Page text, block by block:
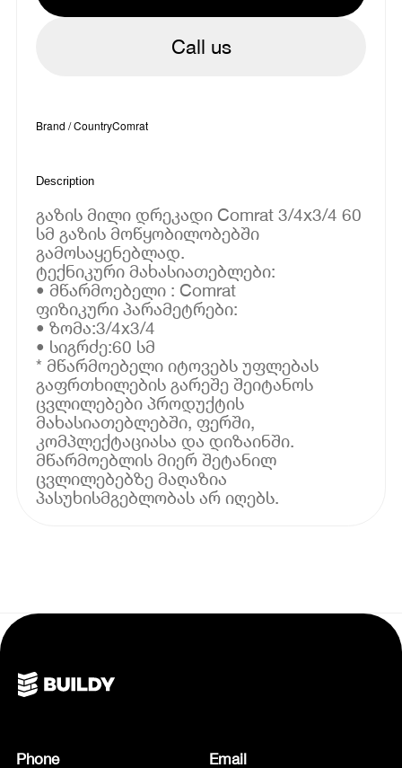
Call us
Brand / CountryComrat
Description
გაზის მილი დრეკადი Comrat 3/4x3/4 60
სმ გაზის მოწყობილობებში
გამოსაყენებლად.
ტექნიკური მახასიათებლები:
• მწარმოებელი : Comrat
ფიზიკური პარამეტრები:
• ზომა:3/4x3/4
• სიგრძე:60 სმ
* მწარმოებელი იტოვებს უფლებას
გაფრთხილების გარეშე შეიტანოს
ცვლილებები პროდუქტის
მახასიათებლებში, ფერში,
კომპლექტაციასა და დიზაინში.
მწარმოებლის მიერ შეტანილ
ცვლილებებზე მაღაზია
პასუხისმგებლობას არ იღებს.
Phone Email